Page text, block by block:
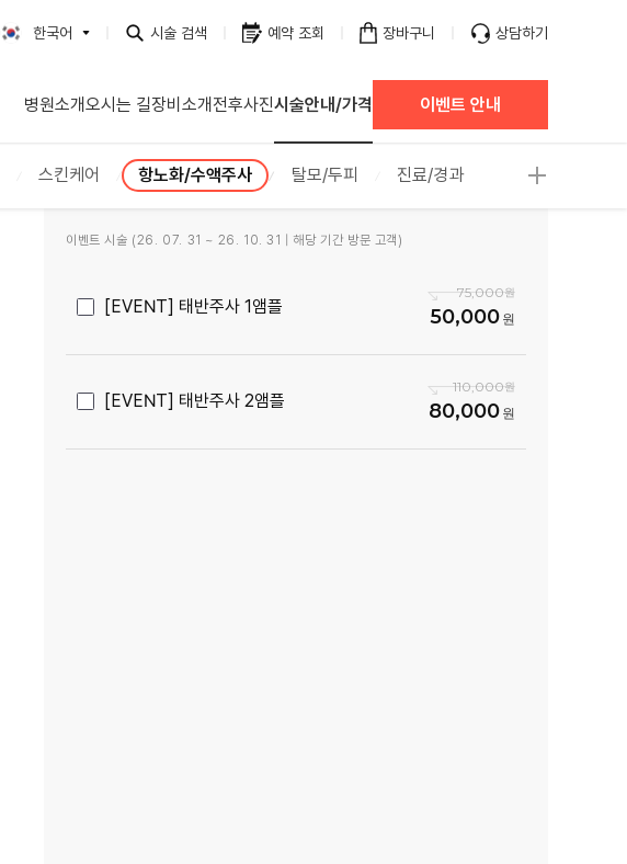
한국어
English
简体字
시술 검색 예약 조회 장바구니 상담하기
병원소개오시는 길장비소개전후사진시술안내/가격 이벤트 안내
스킨케어 항노화/수액주사 탈모/두피 진료/경과
이벤트 시술 (26. 07. 31 ~ 26. 10. 31 | 해당 기간 방문 고객)
[EVENT] 태반주사 1앰플
75,000
50,000
[EVENT] 태반주사 2앰플
110,000
80,000